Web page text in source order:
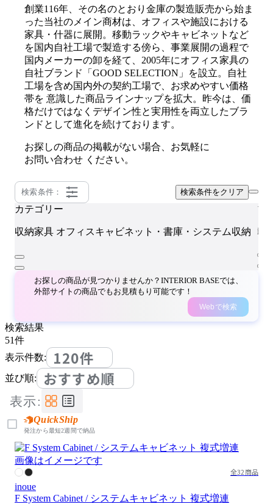
創業116年、その名のとおり金庫の製造販売から始ま
った当社のメイン商材は、オフィスや施設における
家具・什器に展開。移動ラックやキャビネットなど
を国内自社工場で製造する傍ら、事業展開の過程で
国内メーカーの卸を経て、2005年にオフィス家具の
自社ブランド「GOOD SELECTION」を設立。自社
工場を含め国内外の契約工場で、お求めやすい価格
帯を 意識した商品ラインナップを拡大。昨今は、価
格だけではなくデザイン性と実用性を両立したブラ
ンドとして進化を続けております。
お探しの商品の掲載がない場合、お気軽に
お問い合わせ ください。
検索条件： 検索条件をクリア
カテゴリー
収納家具 オフィスキャビネット・書庫・システム収納
ブ
お探しの商品が見つかりませんか？INTERIOR BASEでは、
外部サイトの商品でもお見積もり可能です！
Webで検索
検索結果
51件
表示件数:
120件
並び順: おすすめ順
表示:
QuickShip
発注から最短2週間で納品
画像はイメージです
全32商品
inoue
F System Cabinet / システムキャビネット 複式増連